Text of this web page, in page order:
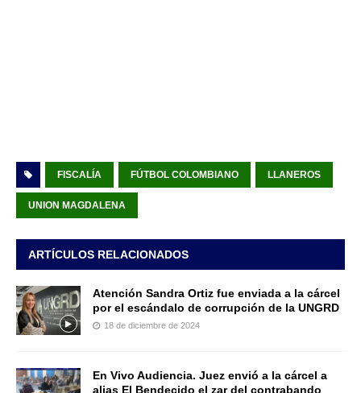
FISCALÍA FÚTBOL COLOMBIANO LLANEROS
UNION MAGDALENA
ARTÍCULOS RELACIONADOS
Atención Sandra Ortiz fue enviada a la cárcel
por el escándalo de corrupción de la UNGRD
18 de diciembre de 2024
En Vivo Audiencia. Juez envió a la cárcel a
alias El Bendecido el zar del contrabando